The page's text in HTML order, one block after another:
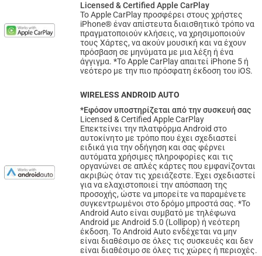
Licensed & Certified Apple CarPlay
Το Apple CarPlay προσφέρει στους χρήστες
iPhone® έναν απίστευτα διαισθητικό τρόπο να
πραγματοποιούν κλήσεις, να χρησιμοποιούν
τους Χάρτες, να ακούν μουσική και να έχουν
πρόσβαση σε μηνύματα με μια λέξη ή ένα
άγγιγμα. *Το Apple CarPlay απαιτεί iPhone 5 ή
νεότερο με την πιο πρόσφατη έκδοση του iOS.
WIRELESS ANDROID AUTO
*Εφόσον υποστηρίζεται από την συσκευή σας
Licensed & Certified Apple CarPlay
Επεκτείνει την πλατφόρμα Android στο
αυτοκίνητο με τρόπο που έχει σχεδιαστεί
ειδικά για την οδήγηση και σας φέρνει
αυτόματα χρήσιμες πληροφορίες και τις
οργανώνει σε απλές κάρτες που εμφανίζονται
ακριβώς όταν τις χρειάζεστε. Έχει σχεδιαστεί
για να ελαχιστοποιεί την απόσπαση της
προσοχής, ώστε να μπορείτε να παραμένετε
συγκεντρωμένοι στο δρόμο μπροστά σας. *Το
Android Auto είναι συμβατό με τηλέφωνα
Android με Android 5.0 (Lollipop) ή νεότερη
έκδοση. Το Android Auto ενδέχεται να μην
είναι διαθέσιμο σε όλες τις συσκευές και δεν
είναι διαθέσιμο σε όλες τις χώρες ή περιοχές.